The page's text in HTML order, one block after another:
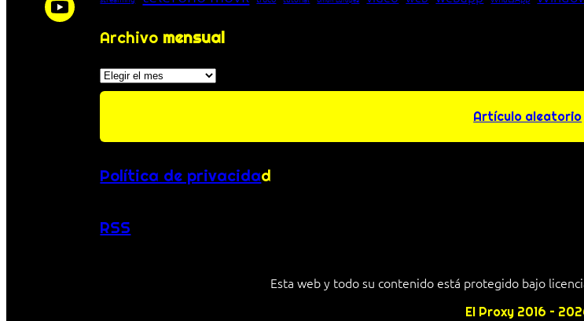
Archivo mensual
Archivos
Artículo aleatorio
Política de privacidad
RSS
Esta web y todo su contenido está protegido bajo
El Proxy 2016 –